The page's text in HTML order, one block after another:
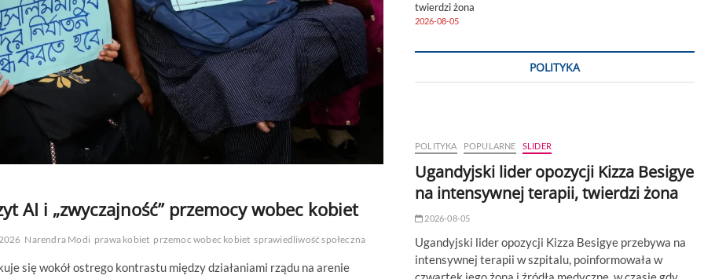
AI i „zwyczajność” przemocy wobec kobiet
Narendra Modi prawa kobiet przemoc wobec kobiet sprawiedliwość społeczna
się wokół ostrego kontrastu między działaniami rządu na arenie
twierdzi żona
2026-08-05
POLITYKA
POLITYKA POPULARNE SLIDER
Ugandyjski lider opozycji Kizza Besigye
na intensywnej terapii, twierdzi żona
2026-08-05
Ugandyjski lider opozycji Kizza Besigye przebywa na
intensywnej terapii w szpitalu, poinformowała w